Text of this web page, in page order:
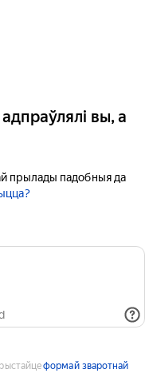
вы, а
прылады падобныя да
формай зваротнай